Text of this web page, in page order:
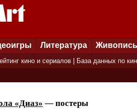
Литература Живопись
кино и сериалов База данных по
«Диаз» — постеры